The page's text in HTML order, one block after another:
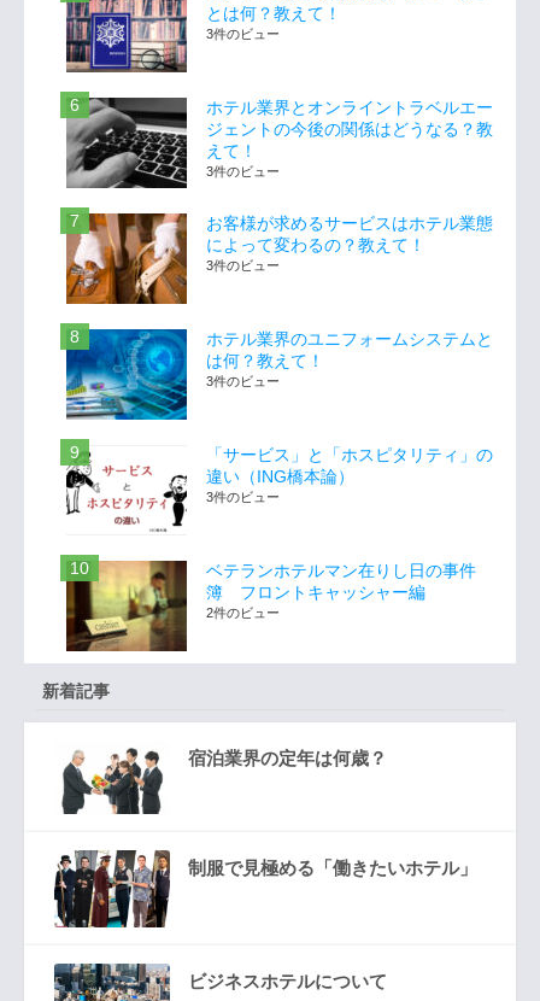
とは何？教えて！
3件のビュー
ホテル業界とオンライントラベルエー
ジェントの今後の関係はどうなる？教
えて！
3件のビュー
お客様が求めるサービスはホテル業態
によって変わるの？教えて！
3件のビュー
ホテル業界のユニフォームシステムと
は何？教えて！
3件のビュー
「サービス」と「ホスピタリティ」の
違い（ING橋本論）
3件のビュー
ベテランホテルマン在りし日の事件
簿 フロントキャッシャー編
2件のビュー
新着記事
宿泊業界の定年は何歳？
制服で見極める「働きたいホテル」
ビジネスホテルについて